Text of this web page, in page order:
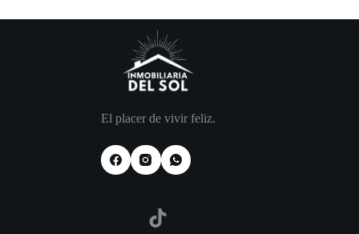
El placer de vivir feliz.
TikTok